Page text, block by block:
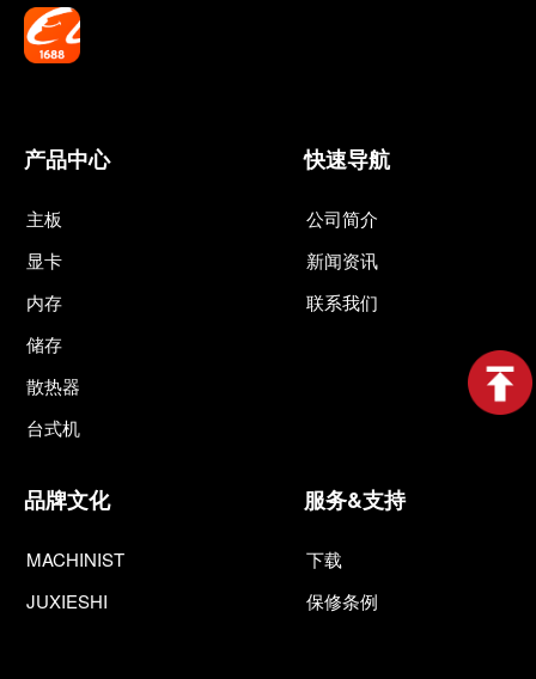
产品中心
主板
显卡
内存
储存
散热器
台式机
快速导航
公司简介
新闻资讯
联系我们
品牌文化
MACHINIST
JUXIESHI
服务&支持
下载
保修条例